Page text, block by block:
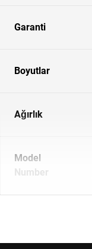
Garanti
Boyutlar
Ağırlık
Model
Number